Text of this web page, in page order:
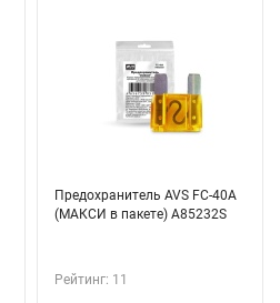
Предохранитель AVS FC-40A
(МАКСИ в пакете) A85232S
Рейтинг: 11